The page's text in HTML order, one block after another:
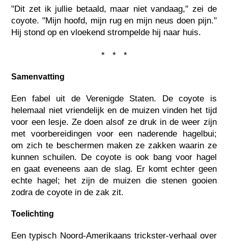
"Dit zet ik jullie betaald, maar niet vandaag," zei de
coyote. "Mijn hoofd, mijn rug en mijn neus doen pijn."
Hij stond op en vloekend strompelde hij naar huis.
* * *
Samenvatting
Een fabel uit de Verenigde Staten. De coyote is
helemaal niet vriendelijk en de muizen vinden het tijd
voor een lesje. Ze doen alsof ze druk in de weer zijn
met voorbereidingen voor een naderende hagelbui;
om zich te beschermen maken ze zakken waarin ze
kunnen schuilen. De coyote is ook bang voor hagel
en gaat eveneens aan de slag. Er komt echter geen
echte hagel; het zijn de muizen die stenen gooien
zodra de coyote in de zak zit.
Toelichting
Een typisch Noord-Amerikaans trickster-verhaal over